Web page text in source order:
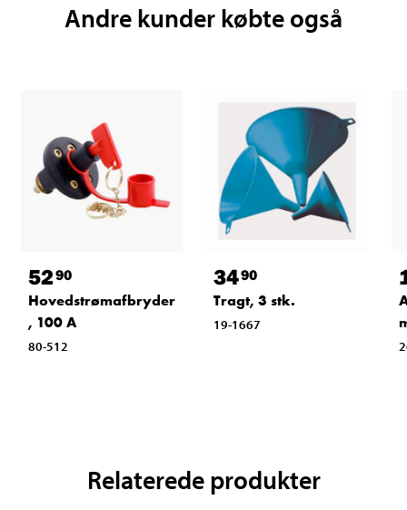
Andre kunder købte også
5290
Hovedstrømafbryder
, 100 A
80-512
3490
Tragt, 3 stk.
19-1667
Relaterede produkter